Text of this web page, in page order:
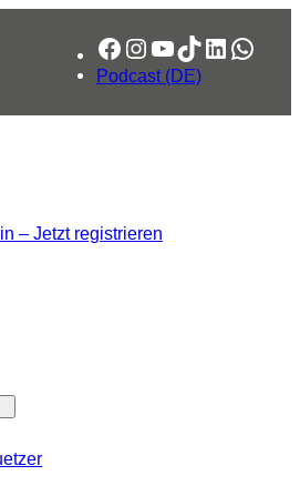
Facebook
Instagram
YouTube
TikTok
LinkedIn
Podcast (DE)
– Jetzt registrieren